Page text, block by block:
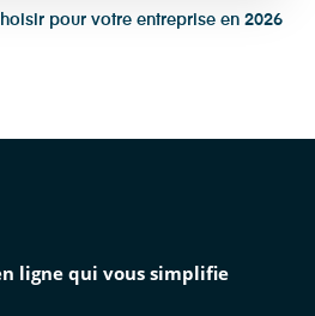
pour votre entreprise en 2026
ligne qui vous simplifie